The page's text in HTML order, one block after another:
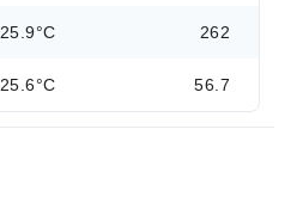
25.9°C 262
25.6°C 56.7